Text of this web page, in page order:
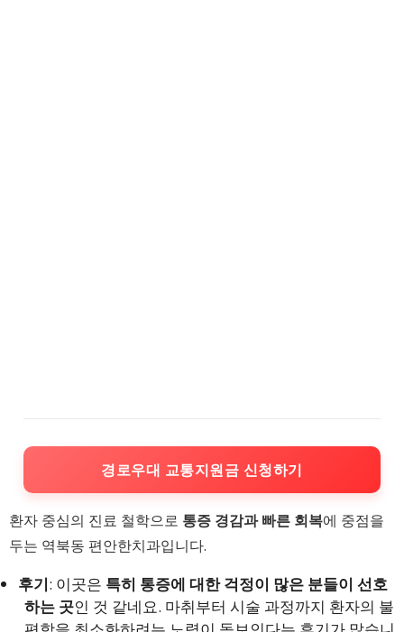
경로우대 교통지원금 신청하기
환자 중심의 진료 철학으로 통증 경감과 빠른 회복에 중점을
두는 역북동 편안한치과입니다.
후기: 이곳은 특히 통증에 대한 걱정이 많은 분들이 선호
하는 곳인 것 같네요. 마취부터 시술 과정까지 환자의 불